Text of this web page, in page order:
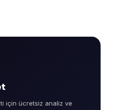
için ücretsiz analiz ve